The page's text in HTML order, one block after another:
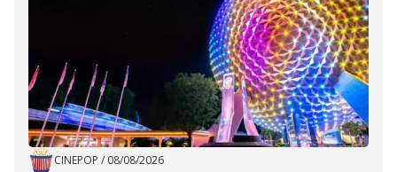
CINEPOP / 08/08/2026